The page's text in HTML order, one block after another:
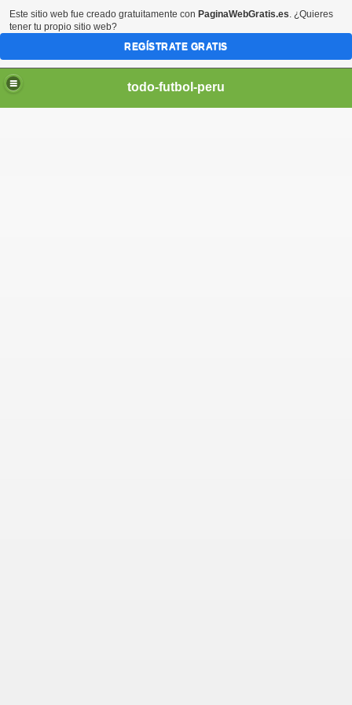
todo-futbol-peru
Este sitio web fue creado gratuitamente con PaginaWebGratis.es. ¿Quieres
tener tu propio sitio web?
REGÍSTRATE GRATIS